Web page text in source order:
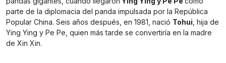
parte de la diplomacia del panda impulsada por la República
Popular China. Seis años después, en 1981, nació Tohui , hija de
Ying Ying y Pe Pe, quien más tarde se convertiría en la madre
de Xin Xin.